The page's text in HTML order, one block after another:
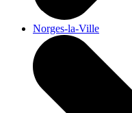
Norges-la-Ville